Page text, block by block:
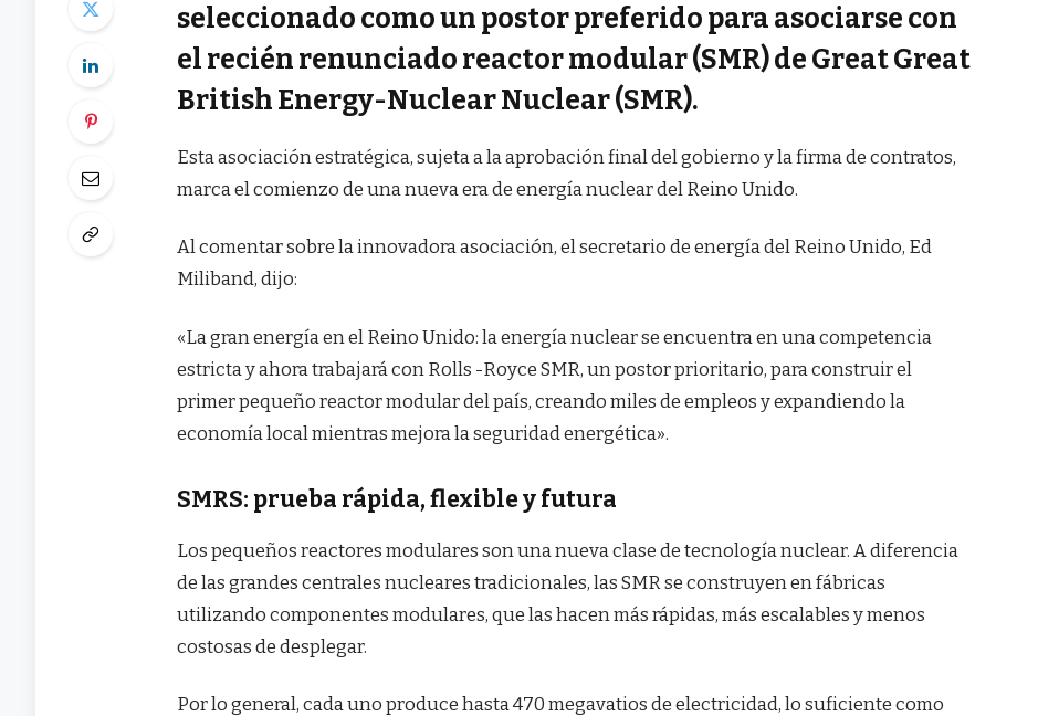
seleccionado como un postor preferido para asociarse con
el recién renunciado reactor modular (SMR) de Great Great
British Energy-Nuclear Nuclear (SMR).
Esta asociación estratégica, sujeta a la aprobación final del gobierno y la firma de contratos,
marca el comienzo de una nueva era de energía nuclear del Reino Unido.
Al comentar sobre la innovadora asociación, el secretario de energía del Reino Unido, Ed
Miliband, dijo:
«La gran energía en el Reino Unido: la energía nuclear se encuentra en una competencia
estricta y ahora trabajará con Rolls -Royce SMR, un postor prioritario, para construir el
primer pequeño reactor modular del país, creando miles de empleos y expandiendo la
economía local mientras mejora la seguridad energética».
SMRS: prueba rápida, flexible y futura
Los pequeños reactores modulares son una nueva clase de tecnología nuclear. A diferencia
de las grandes centrales nucleares tradicionales, las SMR se construyen en fábricas
utilizando componentes modulares, que las hacen más rápidas, más escalables y menos
costosas de desplegar.
Por lo general, cada uno produce hasta 470 megavatios de electricidad, lo suficiente como